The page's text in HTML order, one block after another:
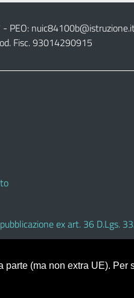
PEO:
Fisc. 93014290915
ex art. 36 D.Lgs.
(ma non extra UE).